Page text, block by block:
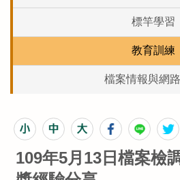
標竿學習
教育訓練
檔案情報與網
109年5月13日檔案檢